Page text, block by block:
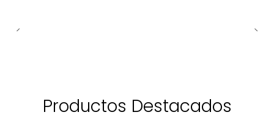
Productos Destacados